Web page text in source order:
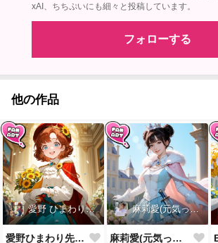
xAI、ちちぷいにも細々と投稿しています。
フォローする
他の作品
愛野 ひまわり先生
愛野ひまわり先生誕生祝！
麻莉愛(元気っ子)
麻莉愛(元気っ子)様誕生祝！